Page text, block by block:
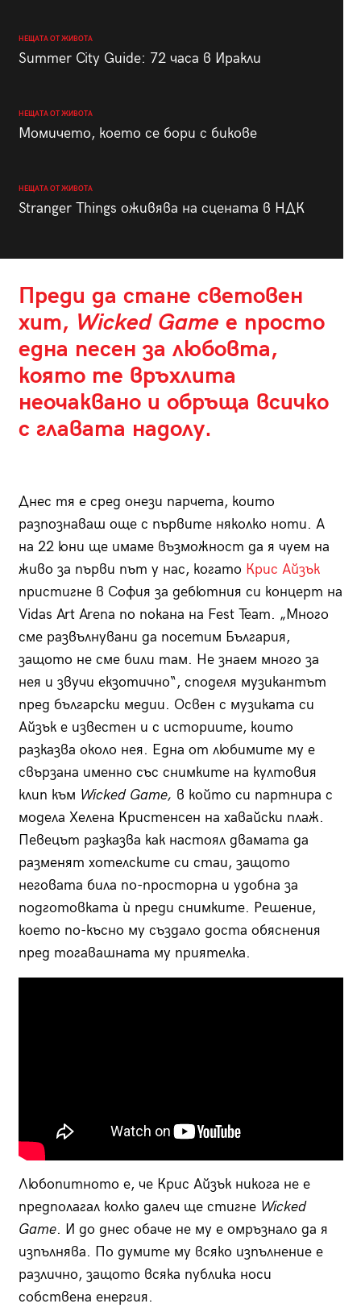
НЕЩАТА ОТ ЖИВОТА
Summer City Guide: 72 часа в Иракли
НЕЩАТА ОТ ЖИВОТА
Момичето, което се бори с бикове
НЕЩАТА ОТ ЖИВОТА
Stranger Things оживява на сцената в НДК
Преди да стане световен
хит, Wicked Game е просто
една песен за любовта,
която те връхлита
неочаквано и обръща всичко
с главата надолу.
Днес тя е сред онези парчета, които
разпознаваш още с първите няколко ноти. А
на 22 юни ще имаме възможност да я чуем на
живо за първи път у нас, когато Крис Айзък
пристигне в София за дебютния си концерт на
Vidas Art Arena по покана на Fest Team. „Много
сме развълнувани да посетим България,
защото не сме били там. Не знаем много за
нея и звучи екзотично“, споделя музикантът
пред български медии. Освен с музиката си
Айзък е известен и с историите, които
разказва около нея. Една от любимите му е
свързана именно със снимките на култовия
клип към Wicked Game, в който си партнира с
модела Хелена Кристенсен на хавайски плаж.
Певецът разказва как настоял двамата да
разменят хотелските си стаи, защото
неговата била по-просторна и удобна за
подготовката ѝ преди снимките. Решение,
което по-късно му създало доста обяснения
пред тогавашната му приятелка.
Любопитното е, че Крис Айзък никога не е
предполагал колко далеч ще стигне Wicked
Game. И до днес обаче не му е омръзнало да я
изпълнява. По думите му всяко изпълнение е
различно, защото всяка публика носи
собствена енергия.